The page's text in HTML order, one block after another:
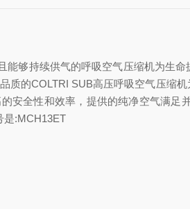
够持续供气的呼吸空气压缩机为生
的COLTRI SUB高压呼吸空气压缩
安全性和效率，提供的纯净空气满足
是:MCH13ET